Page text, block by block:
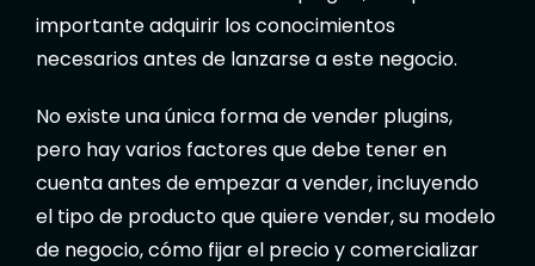
importante adquirir los conocimientos
necesarios antes de lanzarse a este negocio.
No existe una única forma de vender plugins,
pero hay varios factores que debe tener en
cuenta antes de empezar a vender, incluyendo
el tipo de producto que quiere vender, su modelo
de negocio, cómo fijar el precio y comercializar